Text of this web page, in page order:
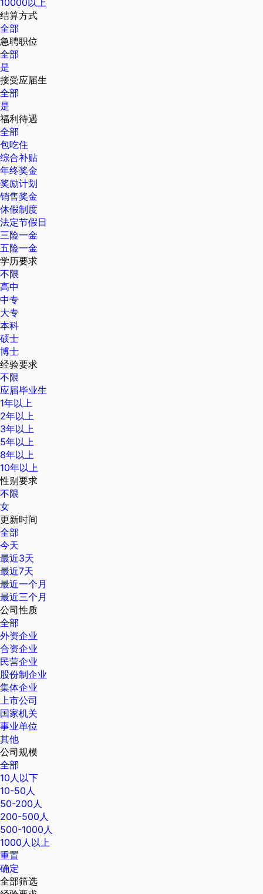
10000以上
结算方式
全部
急聘职位
全部
是
接受应届生
全部
是
福利待遇
全部
包吃住
综合补贴
年终奖金
奖励计划
销售奖金
休假制度
法定节假日
三险一金
五险一金
学历要求
不限
高中
中专
大专
本科
硕士
博士
经验要求
不限
应届毕业生
1年以上
2年以上
3年以上
5年以上
8年以上
10年以上
性别要求
不限
女
更新时间
全部
今天
最近3天
最近7天
最近一个月
最近三个月
公司性质
全部
外资企业
合资企业
民营企业
股份制企业
集体企业
上市公司
国家机关
事业单位
其他
公司规模
全部
10人以下
10-50人
50-200人
200-500人
500-1000人
1000人以上
重置
确定
全部筛选